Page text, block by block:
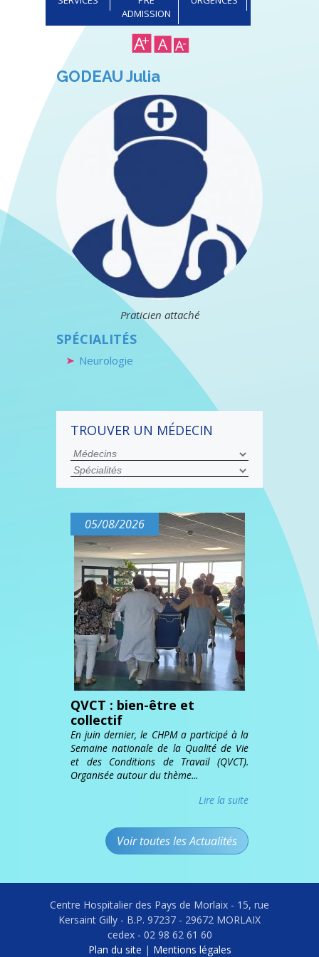
ADMISSION
GODEAU Julia
Praticien attaché
SPÉCIALITÉS
Neurologie
TROUVER UN MÉDECIN
QVCT : bien-être et
collectif
05/08/2026
En juin dernier, le CHPM a participé à la
Semaine nationale de la Qualité de Vie
et des Conditions de Travail (QVCT).
Organisée autour du thème...
Lire la suite
Voir toutes les Actualités
Centre Hospitalier des Pays de Morlaix - 15, rue
Kersaint Gilly - B.P. 97237 - 29672 MORLAIX
cedex - 02 98 62 61 60
Plan du site | Mentions légales